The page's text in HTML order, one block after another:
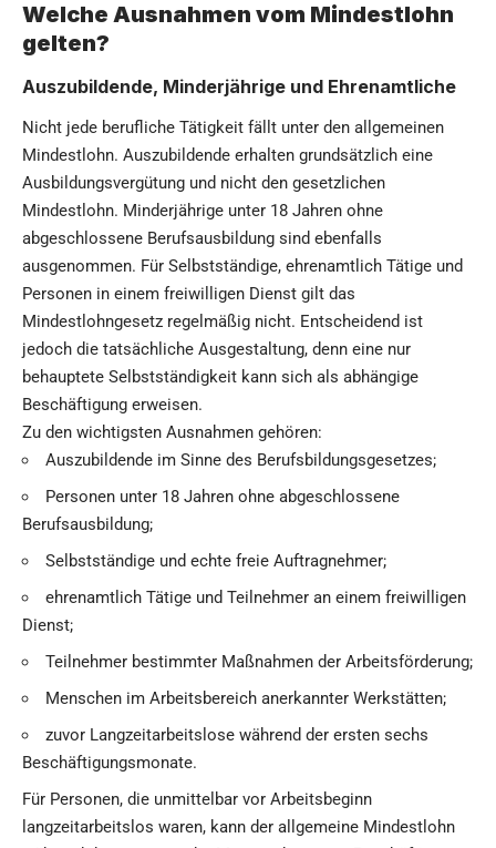
Welche Ausnahmen vom Mindestlohn
gelten?
Auszubildende, Minderjährige und Ehrenamtliche
Nicht jede berufliche Tätigkeit fällt unter den allgemeinen
Mindestlohn. Auszubildende erhalten grundsätzlich eine
Ausbildungsvergütung und nicht den gesetzlichen
Mindestlohn. Minderjährige unter 18 Jahren ohne
abgeschlossene Berufsausbildung sind ebenfalls
ausgenommen. Für Selbstständige, ehrenamtlich Tätige und
Personen in einem freiwilligen Dienst gilt das
Mindestlohngesetz regelmäßig nicht. Entscheidend ist
jedoch die tatsächliche Ausgestaltung, denn eine nur
behauptete Selbstständigkeit kann sich als abhängige
Beschäftigung erweisen.
Zu den wichtigsten Ausnahmen gehören:
Auszubildende im Sinne des Berufsbildungsgesetzes;
Personen unter 18 Jahren ohne abgeschlossene
Berufsausbildung;
Selbstständige und echte freie Auftragnehmer;
ehrenamtlich Tätige und Teilnehmer an einem freiwilligen
Dienst;
Teilnehmer bestimmter Maßnahmen der Arbeitsförderung;
Menschen im Arbeitsbereich anerkannter Werkstätten;
zuvor Langzeitarbeitslose während der ersten sechs
Beschäftigungsmonate.
Für Personen, die unmittelbar vor Arbeitsbeginn
langzeitarbeitslos waren, kann der allgemeine Mindestlohn